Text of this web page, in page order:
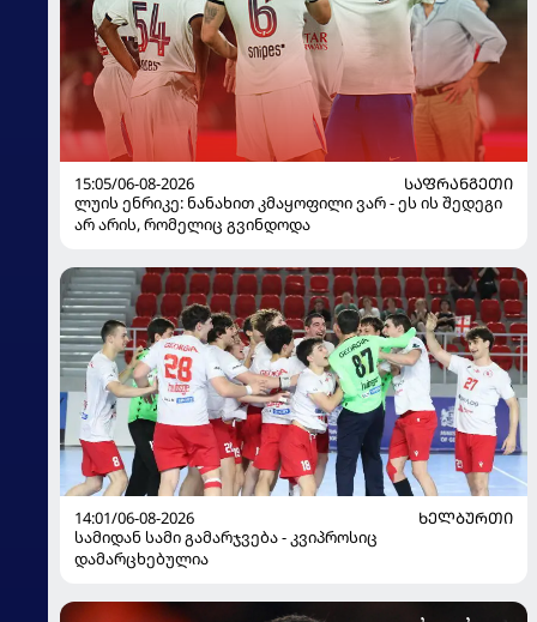
15:05/06-08-2026
ᲡᲐᲤᲠᲐᲜᲒᲔᲗᲘ
ლუის ენრიკე: ნანახით კმაყოფილი ვარ - ეს ის შედეგი
არ არის, რომელიც გვინდოდა
14:01/06-08-2026
ᲮᲔᲚᲑᲣᲠᲗᲘ
სამიდან სამი გამარჯვება - კვიპროსიც
დამარცხებულია